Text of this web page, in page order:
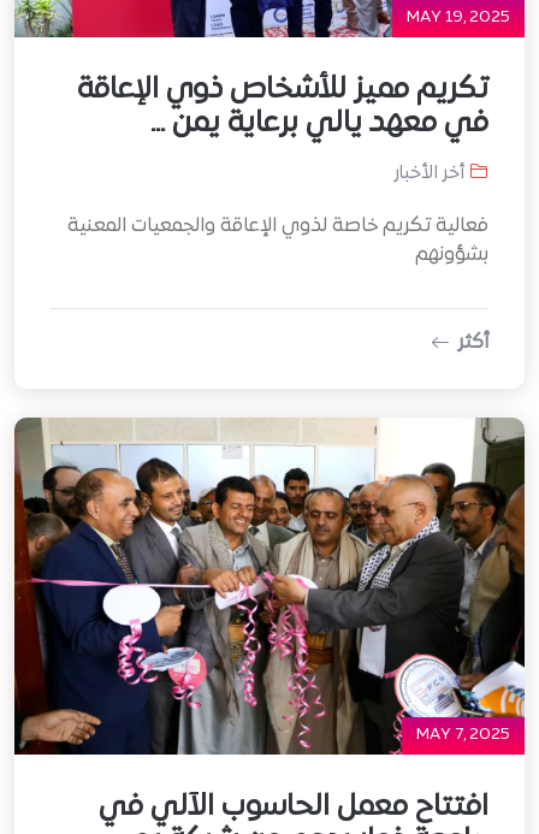
MAY 19, 2025
تكريم مميز للأشخاص ذوي الإعاقة
في معهد يالي برعاية يمن ...
أخر الأخبار
فعالية تكريم خاصة لذوي الإعاقة والجمعيات المعنية
بشؤونهم
أكثر
MAY 7, 2025
افتتاح معمل الحاسوب الآلي في